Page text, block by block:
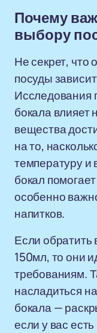
Почему
выбору
Не секрет, что
посуды
Исследования
бокала влияет
вещества
на то,
температуру и
бокал
особенно
напитков.
Если
150мл, то они
требованиям.
насладиться
бокала —
если у вас